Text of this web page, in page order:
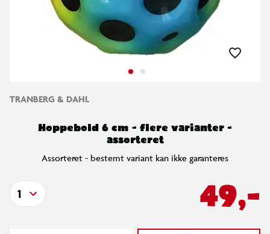
TRANBERG & DAHL
Hoppebold 6 cm - flere varianter -
assorteret
Assorteret - bestemt variant kan ikke garanteres
49,-
1